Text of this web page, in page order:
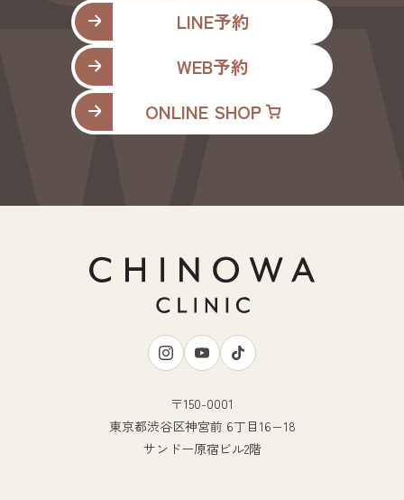
LINE予約
WEB予約
ONLINE SHOP
〒150-0001
東京都渋谷区神宮前 6丁目16−18
サンドー原宿ビル2階